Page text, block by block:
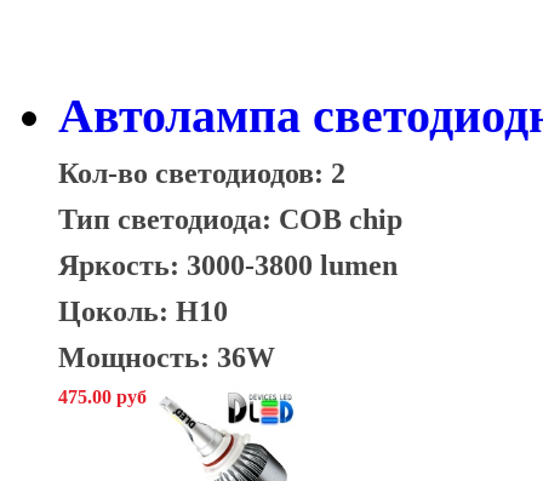
Автолампа
Кол-во светодиодов: 2
Тип светодиода: COB chip
Яркость: 3000-3800 lumen
Цоколь: H10
Мощность: 36W
475.00 руб